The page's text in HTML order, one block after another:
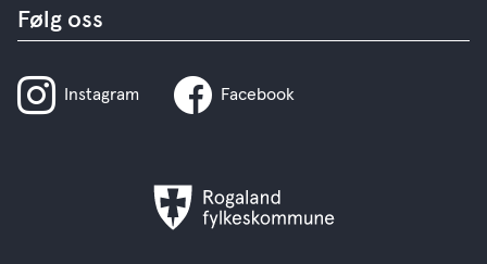
Følg oss
Instagram Facebook
Rogaland
fylkeskommune